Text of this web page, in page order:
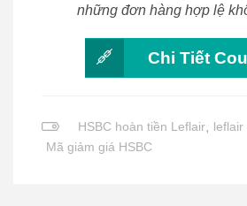
những đơn hàng hợp lệ
Chi Tiết
HSBC hoàn tiền Leflair, leflair
Mã giảm giá HSBC